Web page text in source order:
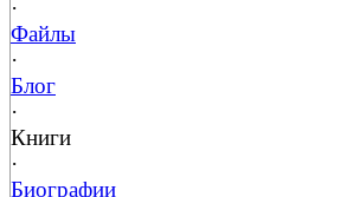
·
Файлы
·
Блог
·
Книги
·
Биографии